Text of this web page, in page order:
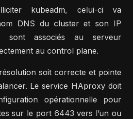
kubeadm, celui-ci va
DNS du cluster et son IP
sont associés au serveur
au control plane.
soit correcte et pointe
Le service HAproxy doit
opérationnelle pour
sur le port 6443 vers l’un ou